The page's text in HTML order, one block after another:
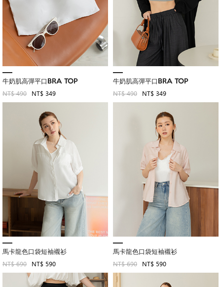
牛奶肌高彈平口BRA TOP
NT$ 490 NT$ 349
牛奶肌高彈平口BRA TOP
NT$ 490 NT$ 349
馬卡龍色口袋短袖襯衫
NT$ 690 NT$ 590
馬卡龍色口袋短袖襯衫
NT$ 690 NT$ 590